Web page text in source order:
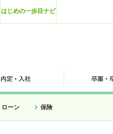
はじめの一歩目ナビ
ローン 保険